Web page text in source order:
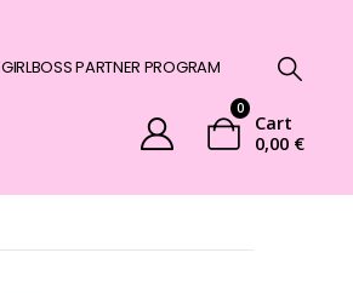
GIRLBOSS PARTNER PROGRAM
0
Cart
0,00 €